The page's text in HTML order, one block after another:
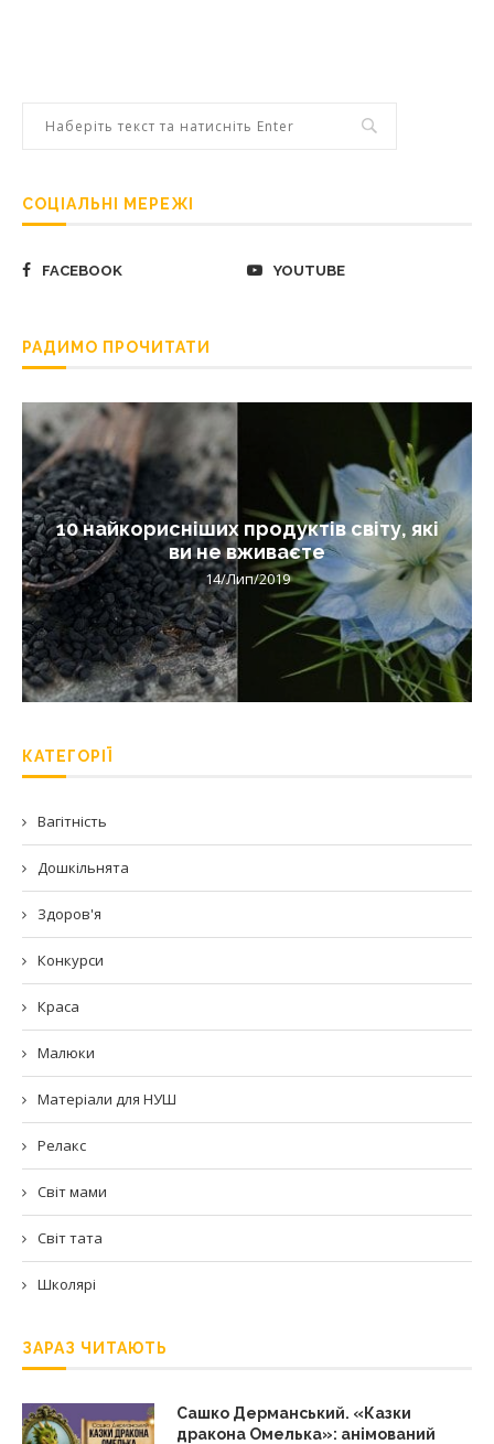
СОЦІАЛЬНІ МЕРЕЖІ
FACEBOOK YOUTUBE
РАДИМО ПРОЧИТАТИ
10 найкорисніших продуктів світу, які
ви не вживаєте
14/Лип/2019
КАТЕГОРІЇ
Вагітність
Дошкільнята
Здоров'я
Конкурси
Краса
Малюки
Матеріали для НУШ
Релакс
Світ мами
Світ тата
Школярі
ЗАРАЗ ЧИТАЮТЬ
Сашко Дерманський. «Казки
дракона Омелька»: анімований